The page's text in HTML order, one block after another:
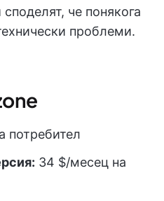
че понякога
проблеми.
потребител
34 $/месец на